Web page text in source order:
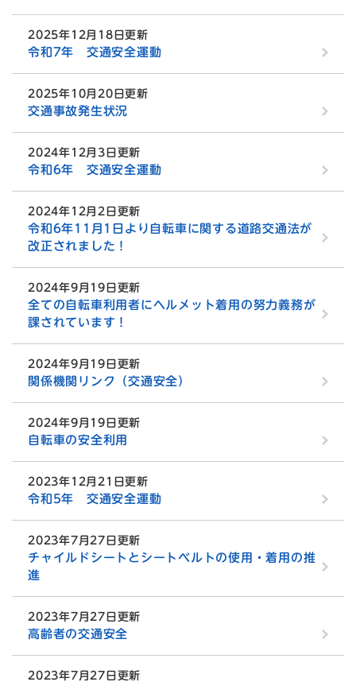
2025年12月18日更新
令和7年 交通安全運動
2025年10月20日更新
交通事故発生状況
2024年12月3日更新
令和6年 交通安全運動
2024年12月2日更新
令和6年11月1日より自転車に関する道路交通法が
改正されました！
2024年9月19日更新
全ての自転車利用者にヘルメット着用の努力義務が
課されています！
2024年9月19日更新
関係機関リンク（交通安全）
2024年9月19日更新
自転車の安全利用
2023年12月21日更新
令和5年 交通安全運動
2023年7月27日更新
チャイルドシートとシートベルトの使用・着用の推
進
2023年7月27日更新
高齢者の交通安全
2023年7月27日更新